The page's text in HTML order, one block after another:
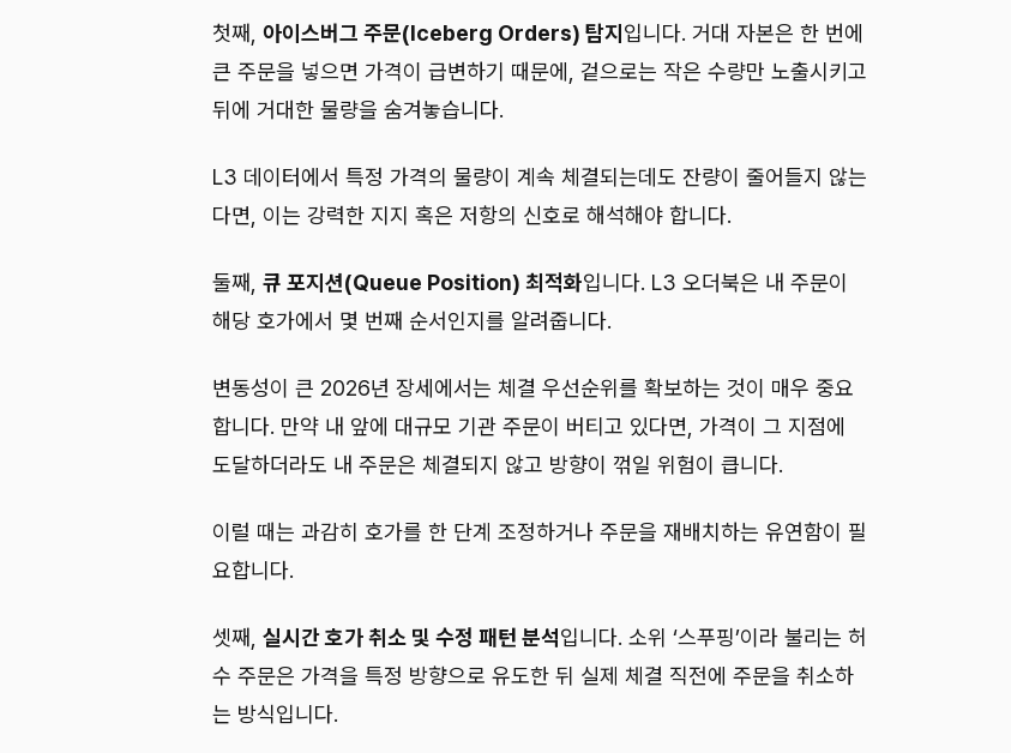
첫째, 아이스버그 주문(Iceberg Orders) 탐지 입니다. 거대 자본은 한 번에
큰 주문을 넣으면 가격이 급변하기 때문에, 겉으로는 작은 수량만 노출시키고
뒤에 거대한 물량을 숨겨놓습니다.
L3 데이터에서 특정 가격의 물량이 계속 체결되는데도 잔량이 줄어들지 않는
다면, 이는 강력한 지지 혹은 저항의 신호로 해석해야 합니다.
둘째, 큐 포지션(Queue Position) 최적화입니다. L3 오더북은 내 주문이
해당 호가에서 몇 번째 순서인지를 알려줍니다.
변동성이 큰 2026년 장세에서는 체결 우선순위를 확보하는 것이 매우 중요
합니다. 만약 내 앞에 대규모 기관 주문이 버티고 있다면, 가격이 그 지점에
도달하더라도 내 주문은 체결되지 않고 방향이 꺾일 위험이 큽니다.
이럴 때는 과감히 호가를 한 단계 조정하거나 주문을 재배치하는 유연함이 필
요합니다.
셋째, 실시간 호가 취소 및 수정 패턴 분석입니다. 소위 ‘스푸핑’이라 불리는 허
수 주문은 가격을 특정 방향으로 유도한 뒤 실제 체결 직전에 주문을 취소하
는 방식입니다.